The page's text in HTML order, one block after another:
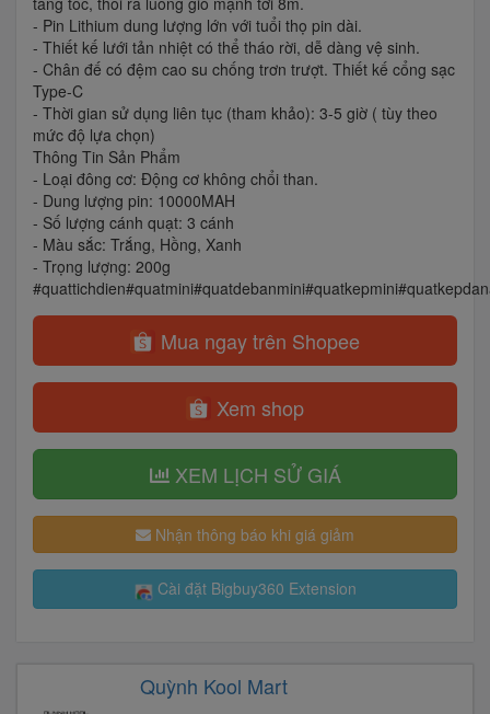
- Pin Lithium dung lượng lớn với tuổi thọ pin dài.
- Thiết kế lưới tản nhiệt có thể tháo rời, dễ dàng vệ sinh.
- Chân đế có đệm cao su chống trơn trượt. Thiết kế cổng sạc
Type-C
- Thời gian sử dụng liên tục (tham khảo): 3-5 giờ ( tùy theo
mức độ lựa chọn)
Thông Tin Sản Phẩm
- Loại đông cơ: Động cơ không chổi than.
- Dung lượng pin: 10000MAH
- Số lượng cánh quạt: 3 cánh
- Màu sắc: Trắng, Hồng, Xanh
- Trọng lượng: 200g
Mua ngay trên Shopee
Xem shop
XEM LỊCH SỬ GIÁ
Nhận thông báo khi giá giảm
Cài đặt Bigbuy360 Extension
Quỳnh Kool Mart